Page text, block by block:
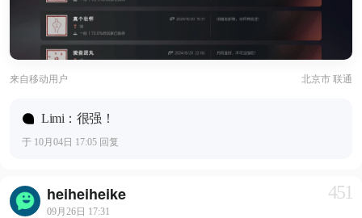
来自移动用户 北京市 联通
Limi：很强！
于 10月04日 17:05 回复
heiheiheike
09月26日 17:31
451